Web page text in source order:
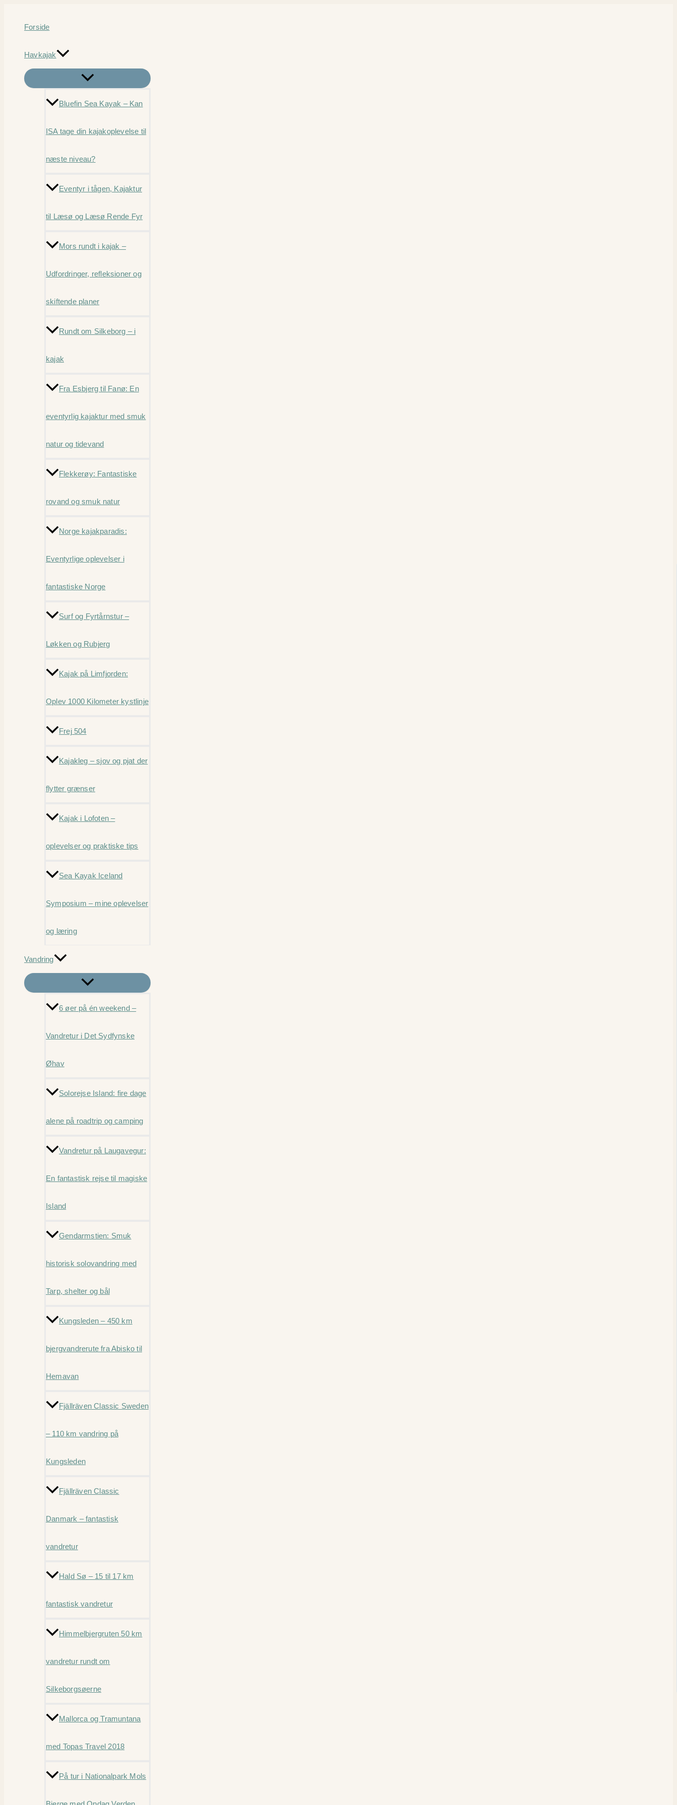
Forside
Havkajak
Bluefin Sea Kayak – Kan
ISA tage din kajakoplevelse til
næste niveau?
Eventyr i tågen, Kajaktur
til Læsø og Læsø Rende Fyr
Mors rundt i kajak –
Udfordringer, refleksioner og
skiftende planer
Rundt om Silkeborg – i
kajak
Fra Esbjerg til Fanø: En
eventyrlig kajaktur med smuk
natur og tidevand
Flekkerøy: Fantastiske
rovand og smuk natur
Norge kajakparadis:
Eventyrlige oplevelser i
fantastiske Norge
Surf og Fyrtårnstur –
Løkken og Rubjerg
Kajak på Limfjorden:
Oplev 1000 Kilometer kystlinje
Frej 504
Kajakleg – sjov og pjat der
flytter grænser
Kajak i Lofoten –
oplevelser og praktiske tips
Sea Kayak Iceland
Symposium – mine oplevelser
og læring
Vandring
6 øer på én weekend –
Vandretur i Det Sydfynske
Øhav
Solorejse Island: fire dage
alene på roadtrip og camping
Vandretur på Laugavegur:
En fantastisk rejse til magiske
Island
Gendarmstien: Smuk
historisk solovandring med
Tarp, shelter og bål
Kungsleden – 450 km
bjergvandrerute fra Abisko til
Hemavan
Fjällräven Classic Sweden
– 110 km vandring på
Kungsleden
Fjällräven Classic
Danmark – fantastisk
vandretur
Hald Sø – 15 til 17 km
fantastisk vandretur
Himmelbjergruten 50 km
vandretur rundt om
Silkeborgsøerne
Mallorca og Tramuntana
med Topas Travel 2018
På tur i Nationalpark Mols